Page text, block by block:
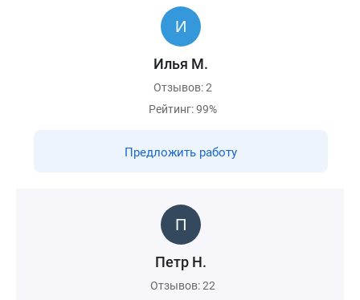
Илья М.
Отзывов: 2
Рейтинг: 99%
Предложить работу
Петр Н.
Отзывов: 22